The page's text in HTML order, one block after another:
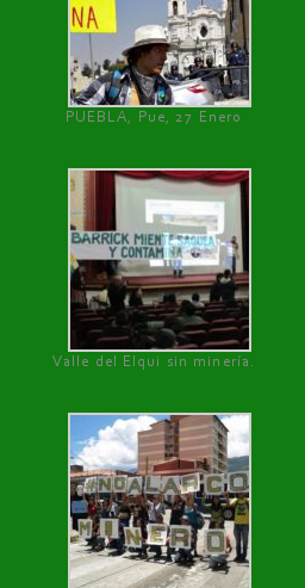
PUEBLA, Pue, 27 Enero
Valle del Elqui sin minería.